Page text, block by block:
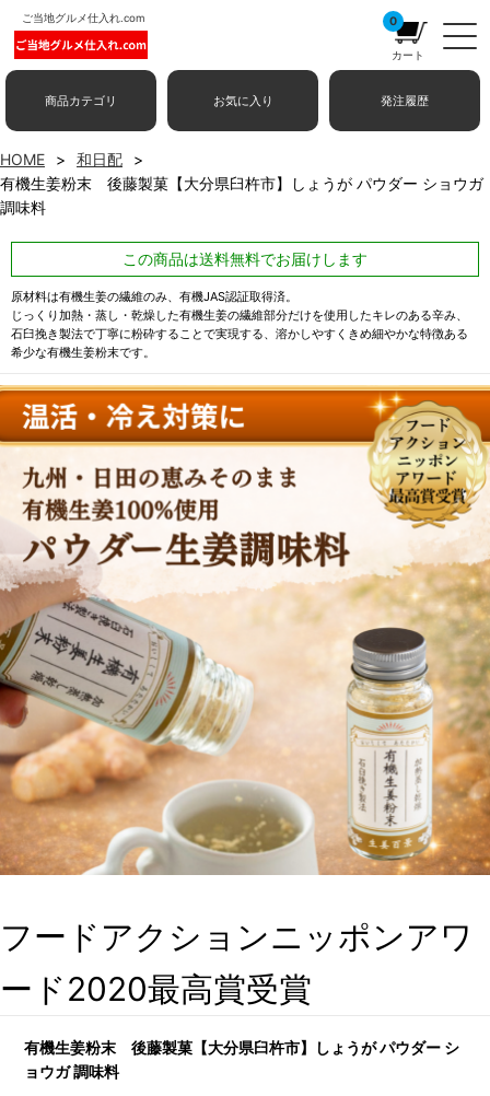
ご当地グルメ仕入れ.com 0
カート
商品カテゴリ お気に入り 発注履歴
HOME
和日配
有機生姜粉末 後藤製菓【大分県臼杵市】しょうが パウダー ショウガ
調味料
この商品は送料無料でお届けします
原材料は有機生姜の繊維のみ、有機JAS認証取得済。
じっくり加熱・蒸し・乾燥した有機生姜の繊維部分だけを使用したキレのある辛み、
石臼挽き製法で丁寧に粉砕することで実現する、溶かしやすくきめ細やかな特徴ある
希少な有機生姜粉末です。
フードアクションニッポンアワ
ード2020最高賞受賞
有機生姜粉末 後藤製菓【大分県臼杵市】しょうが パウダー シ
ョウガ 調味料